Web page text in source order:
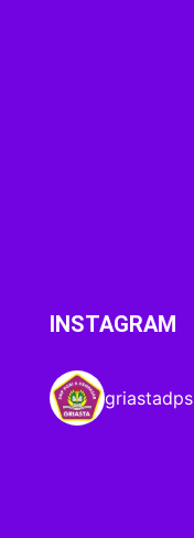
INSTAGRAM
griastadps